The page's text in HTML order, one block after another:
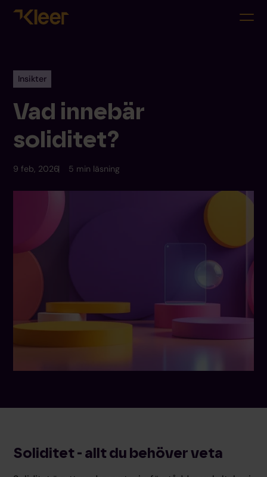
Insikter
Vad innebär
soliditet?
9 feb, 2026 5 min läsning
Soliditet - allt du behöver veta